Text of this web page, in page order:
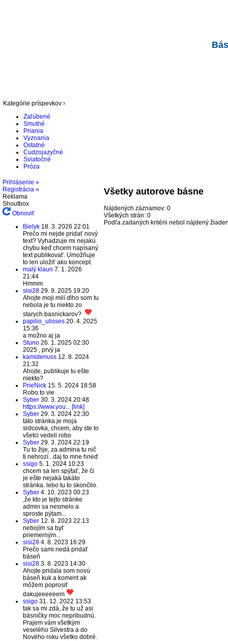
Kategórie príspevkov ›
Zaľúbené
Smutné
Priania
Vyznania
Ostatné
Cudzojazyčné
Sviatočné
Próza
Prihlásenie »
Registrácia »
Reklama
Shoutbox
Obnoviť
Bielyk 18. 3. 2026 22:01
Prečo mi nejde pridať nový
text? Vyhadzuje mi nejakú
chybu keď chcem napísaný
text publikovať. Umožňuje
to len uložiť ako koncept.
malý klaun 7. 1. 2026
21:44
Hmmm
sisi28 29. 9. 2025 19:20
Ahojte moji milí dlho som tu
nebola je tu niekto zo
starych basnickarov?
papilio_ulisses 20. 4. 2025
15:36
a možno aj ja
Stuno 26. 1. 2025 02:30
2025 , prvý ja
kamidenuss 12. 8. 2024
21:32
Ahojte, publikuje tu ešte
niekto?
PrieNick 15. 5. 2024 18:58
Robo to vie
Syber 30. 3. 2024 20:48
https://www.you... [link]
Syber 29. 3. 2024 22:30
táto stránka je moja
srdcovka, chcem, aby ste to
všetci vedeli robo
Syber 29. 3. 2024 22:19
Tu to žije, za admina tu nič
ti nehrozí.. daj to mne hneď
ssigo 5. 1. 2024 10:23
chcem sa len spýtať, že či
je ešte nejaká takáto
stránka. lebo tu to skončilo.
Syber 4. 10. 2023 00:23
,že kto je tejto stránke
admin sa nesmelo a
sproste pýtam...
Syber 12. 8. 2023 22:13
nebojím sa byť
priemerným...
sisi28 4. 8. 2023 16:29
Prečo sami nedá pridať
báseň
sisi28 3. 8. 2023 14:30
Ahojte pridala som novú
báseň kuk a koment ak
môžem poprosiť
dakujeeeeeem
ssigo 31. 12. 2022 13:53
tak sa mi zdá, že tu už asi
básničky moc nepribudnú.
Prajem vám všetkým
veselého Silvestra a do
Nového roku všetko dobré.
Všetky autorove básne
Nájdených záznamov: 0
Všetkých strán: 0
Podľa zadaných kritérii nebol nájdený